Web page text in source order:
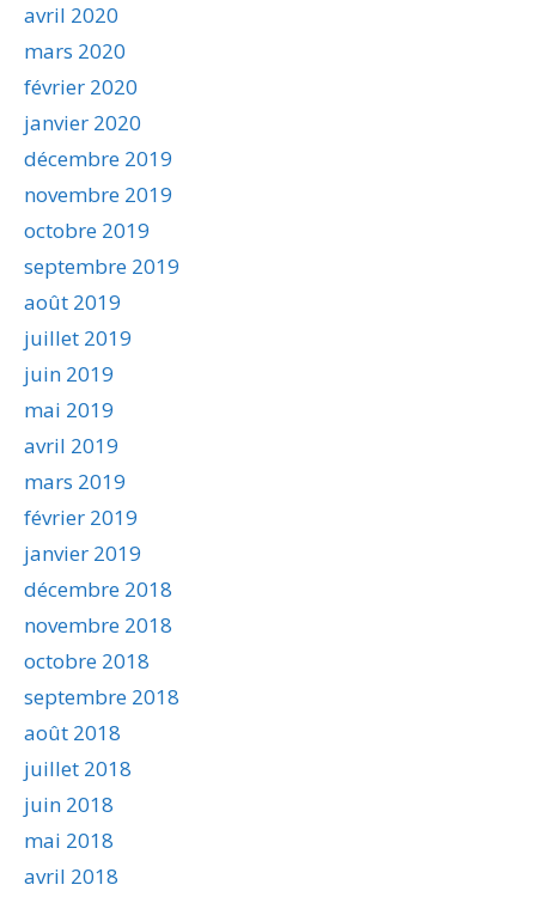
avril 2020
mars 2020
février 2020
janvier 2020
décembre 2019
novembre 2019
octobre 2019
septembre 2019
août 2019
juillet 2019
juin 2019
mai 2019
avril 2019
mars 2019
février 2019
janvier 2019
décembre 2018
novembre 2018
octobre 2018
septembre 2018
août 2018
juillet 2018
juin 2018
mai 2018
avril 2018